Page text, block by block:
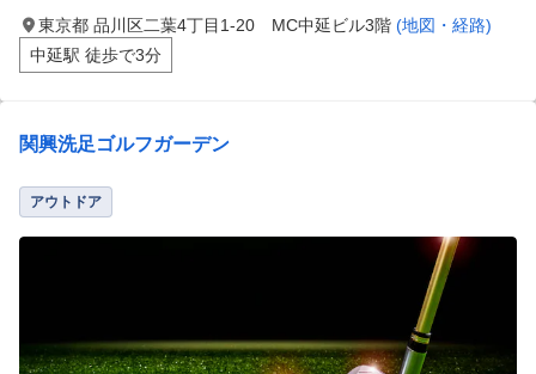
東京都 品川区二葉4丁目1-20 MC中延ビル3階 (地図・経路)
中延駅 徒歩で3分
関興洗足ゴルフガーデン
アウトドア